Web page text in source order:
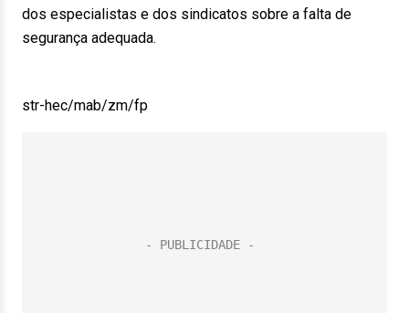
dos especialistas e dos sindicatos sobre a falta de
segurança adequada.
str-hec/mab/zm/fp